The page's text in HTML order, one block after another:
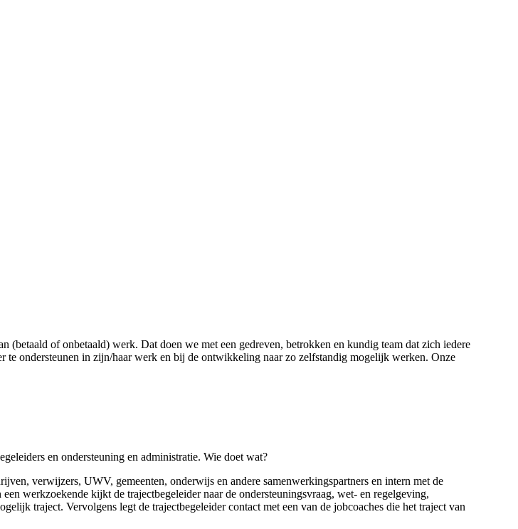
(betaald of onbetaald) werk. Dat doen we met een gedreven, betrokken en kundig team dat zich iedere
te ondersteunen in zijn/haar werk en bij de ontwikkeling naar zo zelfstandig mogelijk werken. Onze
en ondersteuning en administratie. Wie doet wat?
verwijzers, UWV, gemeenten, onderwijs en andere samenwerkingspartners en intern met de
werkzoekende kijkt de trajectbegeleider naar de ondersteuningsvraag, wet- en regelgeving,
traject. Vervolgens legt de trajectbegeleider contact met een van de jobcoaches die het traject van